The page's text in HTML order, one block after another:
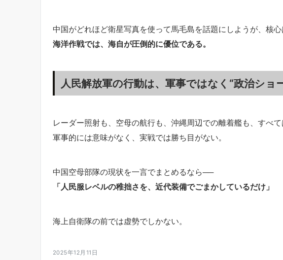
中国がどれほど衛星写真を使って馬毛島を話題にしようが、核心
海洋作戦では、海自が圧倒的に優位である。
人民解放軍の行動は、軍事ではなく“政治ショ
レーダー照射も、空母の航行も、沖縄周辺での離着艦も、すべて
軍事的には意味がなく、実戦では勝ち目がない。
中国空母部隊の現状を一言でまとめるなら──
「人民服レベルの稚拙さを、近代装備でごまかしているだけ」
海上自衛隊の前では虚勢でしかない。
2025年12月11日